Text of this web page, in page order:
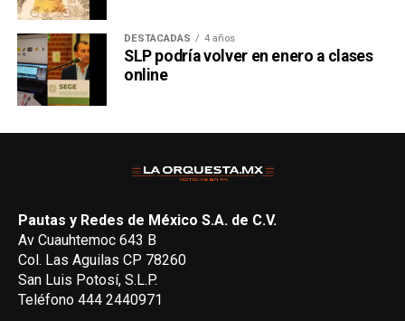
DESTACADAS 4 años
SLP podría volver en enero a clases
online
Pautas y Redes de México S.A. de C.V.
Av Cuauhtemoc 643 B
Col. Las Aguilas CP 78260
San Luis Potosí, S.L.P.
Teléfono 444 2440971